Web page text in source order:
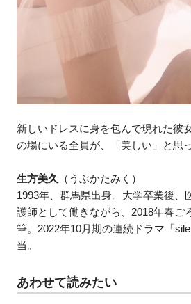
新しいドレスに身を包んで現れた彼
の場にいる全員が、「美しい」と思っ
生方美久
（うぶかたみく）
1993年、群馬県出身。大学卒業後、
護師として働きながら、2018年春ご
筆。2022年10月期の連続ドラマ「
当。
あわせて読みたい